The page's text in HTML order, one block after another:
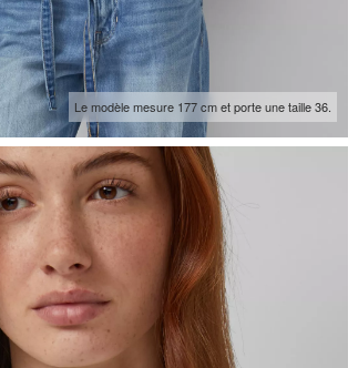
Le modèle mesure 177 cm et porte une taille 36.